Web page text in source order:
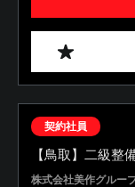
契約社員
【鳥取】二級整
株式会社美作グルー